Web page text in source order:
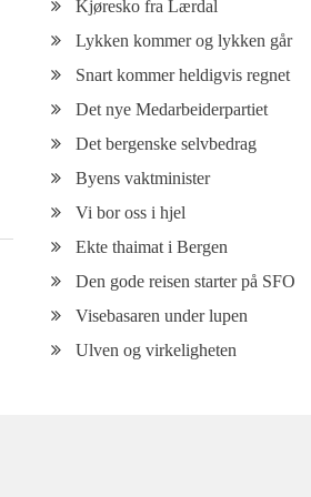
Kjøresko fra Lærdal
Lykken kommer og lykken går
Snart kommer heldigvis regnet
Det nye Medarbeiderpartiet
Det bergenske selvbedrag
Byens vaktminister
Vi bor oss i hjel
Ekte thaimat i Bergen
Den gode reisen starter på SFO
Visebasaren under lupen
Ulven og virkeligheten